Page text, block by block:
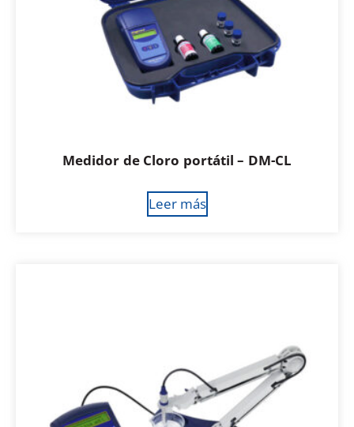
Medidor de Cloro portátil – DM-CL
Leer más